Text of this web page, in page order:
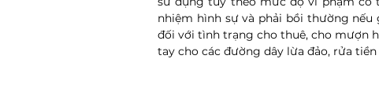
nhiệm hình sự và phải bồi thường
đối với tình trạng cho thuê, cho mượn
tay cho các đường dây lừa đảo, rửa